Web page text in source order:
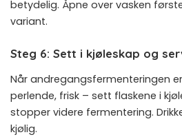
betydelig. Åpne over vasken
variant.
Steg 6: Sett i kjøleskap og
Når andregangsfermenteringen
perlende, frisk – sett flaskene i
stopper videre fermentering.
kjølig.